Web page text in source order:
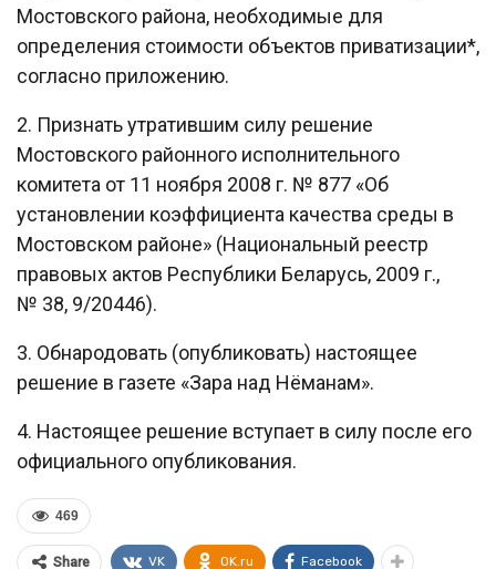
Мостовского района, необходимые для
определения стоимости объектов приватизации*,
согласно приложению.
2. Признать утратившим силу решение
Мостовского районного исполнительного
комитета от 11 ноября 2008 г. № 877 «Об
установлении коэффициента качества среды в
Мостовском районе» (Национальный реестр
правовых актов Республики Беларусь, 2009 г.,
№ 38, 9/20446).
3. Обнародовать (опубликовать) настоящее
решение в газете «Зара над Нёманам».
4. Настоящее решение вступает в силу после его
официального опубликования.
469
Share VK OK.ru Facebook